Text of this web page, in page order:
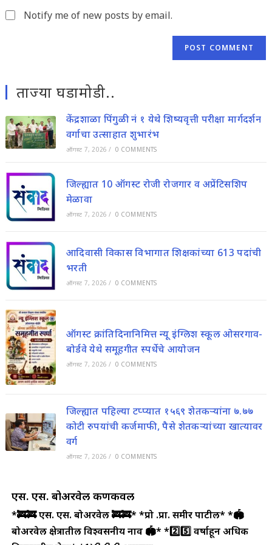
Notify me of new posts by email.
ताज्या घडामोडी..
केंद्रशाळा पिंगुळी नं १ येथे शिष्यवृत्ती परीक्षा मार्गदर्शन
वर्गाचा उत्साहात शुभारंभ
ऑगस्ट 7, 2026 / 0 COMMENTS
जिल्ह्यात 10 ऑगस्ट रोजी रोजगार व अप्रेंटिसशिप
मेळावा
ऑगस्ट 7, 2026 / 0 COMMENTS
आदिवासी विकास विभागात शिक्षकांच्या 613 पदांची
भरती
ऑगस्ट 7, 2026 / 0 COMMENTS
ऑगस्ट क्रांतिदिनानिमित्त न्यू इंग्लिश स्कूल ओसरगाव-
बोर्डवे येथे समूहगीत स्पर्धेचे आयोजन
ऑगस्ट 7, 2026 / 0 COMMENTS
जिल्ह्यात पहिल्या टप्प्यात १५६९ शेतकऱ्यांना ७.७७
कोटी रुपयांची कर्जमाफी, पैसे शेतकऱ्यांच्या खात्यावर
वर्ग
ऑगस्ट 7, 2026 / 0 COMMENTS
एस. एस. बोअरवेल कणकवली
*🚒🚒 एस. एस. बोअरवेल 🚒🚒**प्रो .प्रा. समीर पाटील**🏟️
बोअरवेल क्षेत्रातील विश्वसनीय नाव 🏟️**2️⃣5️⃣ वर्षाहून अधिक